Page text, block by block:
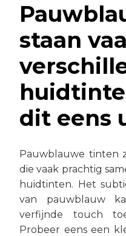
staan
dit eens
Pauwblauwe tinten
die vaak prachtig
huidtinten. Het
van pauwblauw
verfijnde touch
Probeer eens een